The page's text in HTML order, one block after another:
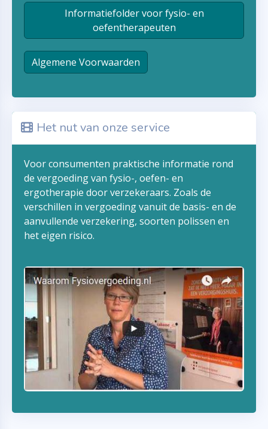
Informatiefolder voor fysio- en
oefentherapeuten
Algemene Voorwaarden
Het nut van onze service
Voor consumenten praktische informatie rond
de vergoeding van fysio-, oefen- en
ergotherapie door verzekeraars. Zoals de
verschillen in vergoeding vanuit de basis- en de
aanvullende verzekering, soorten polissen en
het eigen risico.